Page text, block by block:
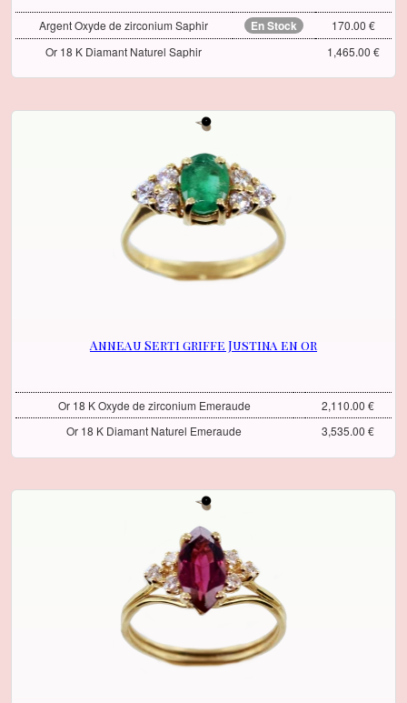
Argent Oxyde de zirconium Saphir En Stock
170.00 €
Or 18 K Diamant Naturel Saphir
1,465.00 €
Anneau Serti griffe Justina en or
Or 18 K Oxyde de zirconium Emeraude
2,110.00 €
Or 18 K Diamant Naturel Emeraude
3,535.00 €